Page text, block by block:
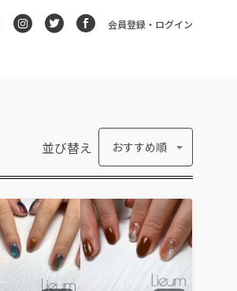
会員登録・ログイン
並び替え おすすめ順